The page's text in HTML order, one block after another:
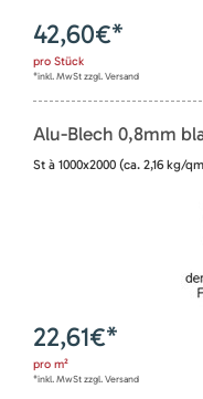
42,60€*
pro Stück
*inkl. MwSt zzgl. Versand
Alu-Blech 0,8mm
St à 1000x2000 (ca. 2,16 kg/
22,61€*
pro m²
*inkl. MwSt zzgl. Versand